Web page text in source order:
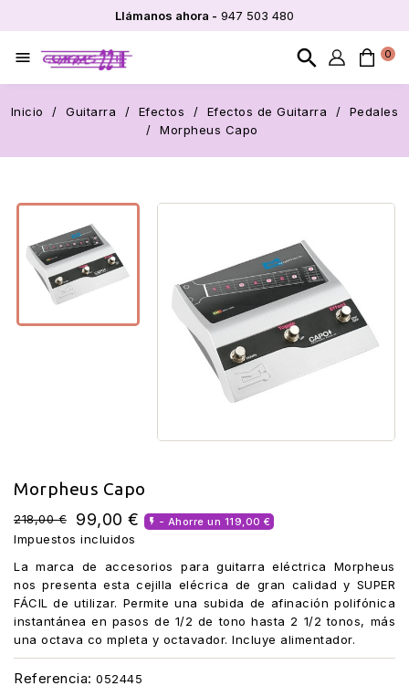
Llámanos ahora - 947 503 480
0
search

Inicio Guitarra Efectos Efectos de Guitarra
Pedales
Morpheus Capo
Morpheus Capo
218,00 € 99,00 €  - Ahorre un 119,00 €
Impuestos incluidos
La marca de accesorios para guitarra eléctrica Morpheus
nos presenta esta cejilla elécrica de gran calidad y SUPER
FÁCIL de utilizar. Permite una subida de afinación polifónica
instantánea en pasos de 1/2 de tono hasta 2 1/2 tonos, más
una octava co mpleta y octavador. Incluye alimentador.
Referencia: 052445